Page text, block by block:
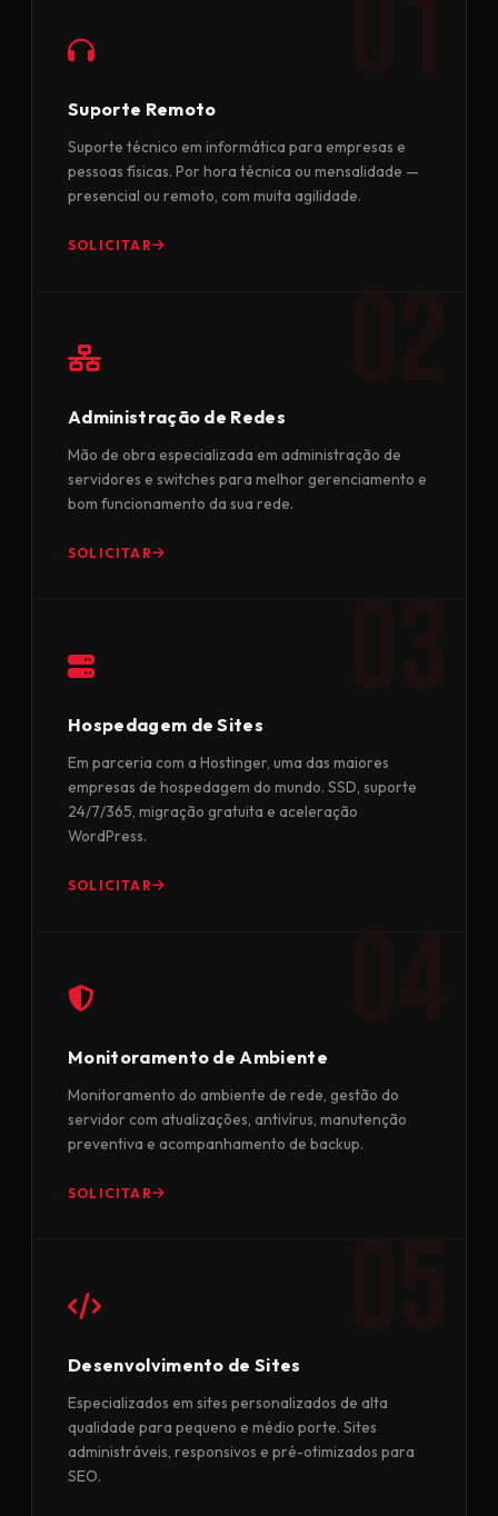
Suporte Remoto
Suporte técnico em informática para empresas e
pessoas físicas. Por hora técnica ou mensalidade —
presencial ou remoto, com muita agilidade.
SOLICITAR
Administração de Redes
Mão de obra especializada em administração de
servidores e switches para melhor gerenciamento e
bom funcionamento da sua rede.
SOLICITAR
Hospedagem de Sites
Em parceria com a Hostinger, uma das maiores
empresas de hospedagem do mundo. SSD, suporte
24/7/365, migração gratuita e aceleração
WordPress.
SOLICITAR
Monitoramento de Ambiente
Monitoramento do ambiente de rede, gestão do
servidor com atualizações, antivírus, manutenção
preventiva e acompanhamento de backup.
SOLICITAR
Desenvolvimento de Sites
Especializados em sites personalizados de alta
qualidade para pequeno e médio porte. Sites
administráveis, responsivos e pré-otimizados para
SEO.